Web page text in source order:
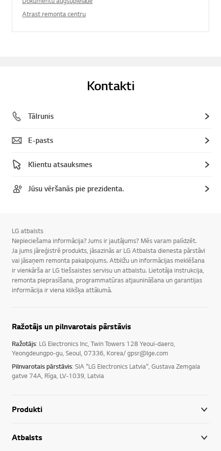
Atrast remonta centru
Kontakti
Tālrunis
E-pasts
Klientu atsauksmes
Jūsu vēršanās pie prezidenta.
LG atbalsts
Nepieciešama informācija? Jums ir jautājums? Mēs varam palīdzēt.
Ja jums jāreģistrē produkts, jāsazinās ar LG Atbalsta dienesta pārstāvi
vai jāsaņem remonta pakalpojums. Atbilžu un informācijas meklēšana
ir vienkārša ar LG tiešsaistes servisu un atbalstu. Lietotāja instrukcija,
remonta pieprasīšana, programmatūras atjaunināšana un garantijas
informācija ir viena klikšķa attālumā.
Ražotājs un pilnvarotais pārstāvis
Ražotājs: LG Electronics Inc, Twin Towers 128 Yeoui-daero,
Yeongdeungpo-gu, Seoul, 07336, Korea/ gpsr@lge.com
Pilnvarotais pārstāvis: SIA "LG Electronics Latvia", Gustava Zemgala
gatve 74A, Rīga, LV-1039, Latvia
Produkti
Atbalsts